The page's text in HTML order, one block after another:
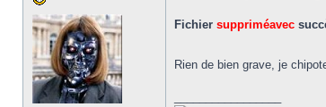
Fichier suppriméavec
Rien de bien grave, je